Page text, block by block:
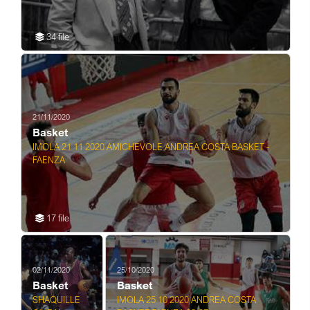
34 file
21/11/2020
Basket
IMOLA 21 11 2020 AMICHEVOLE ANDREA COSTA BASKET -
FAENZA
17 file
02/11/2020
Basket
SHAQUILLE
25/10/2020
Basket
IMOLA 25 10 2020 ANDREA COSTA